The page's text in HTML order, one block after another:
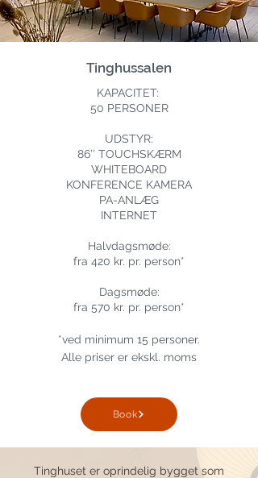
Tinghussalen
KAPACITET:
50 PERSONER
UDSTYR:
86’’ TOUCHSKÆRM
WHITEBOARD
KONFERENCE KAMERA
PA-ANLÆG
INTERNET
Halvdagsmøde:
fra 420 kr. pr. person*
Dagsmøde:
fra 570 kr. pr. person*
*ved minimum 15 personer.
Alle priser er ekskl. moms
Book
Tinghuset er oprindelig bygget som